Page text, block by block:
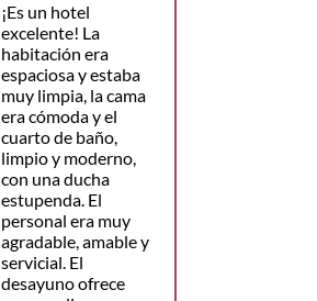
¡Es un hotel
excelente! La
habitación era
espaciosa y estaba
muy limpia, la cama
era cómoda y el
cuarto de baño,
limpio y moderno,
con una ducha
estupenda. El
personal era muy
agradable, amable y
servicial. El
desayuno ofrece